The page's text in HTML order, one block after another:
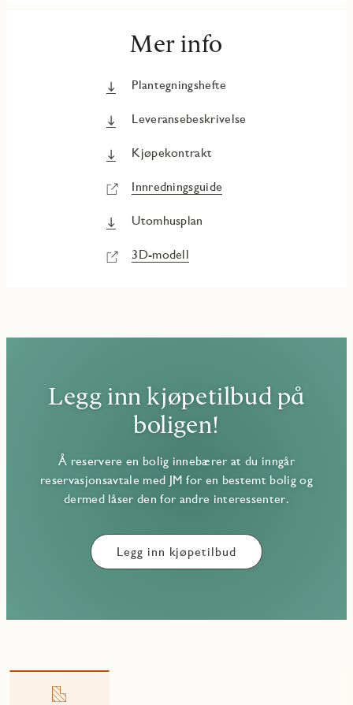
Mer info
Plantegningshefte
Leveransebeskrivelse
Kjøpekontrakt
Innredningsguide
Utomhusplan
3D-modell
Legg inn kjøpetilbud på
boligen!
Å reservere en bolig innebærer at du inngår
reservasjonsavtale med JM for en bestemt bolig og
dermed låser den for andre interessenter.
Legg inn kjøpetilbud